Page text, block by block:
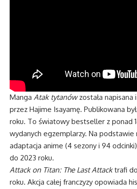
Manga Atak tytanówzostała napisana
przez Hajime Isayamę. Publikowana
roku. To światowy bestseller z ponad
wydanych egzemplarzy. Na podstawie
adaptacja anime (4 sezony i 94
do 2023 roku.
Attack on Titan: The Last Attacktrafi
roku. Akcja całej franczyzy opowiada